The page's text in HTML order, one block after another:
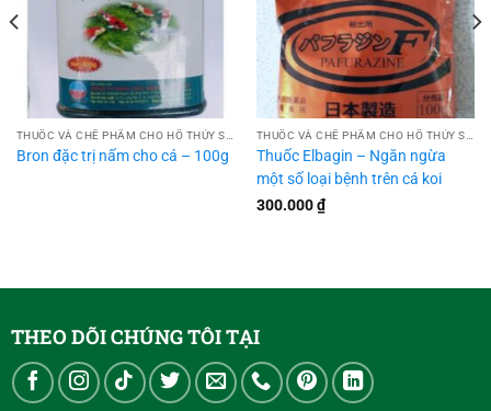
THUỐC VÀ CHẾ PHẨM CHO HỒ THỦY SINH
Bron đặc trị nấm cho cá – 100g
THUỐC VÀ CHẾ PHẨM CHO HỒ THỦY SINH
Thuốc Elbagin – Ngăn ngừa
một số loại bệnh trên cá koi
300.000₫
THEO DÕI CHÚNG TÔI TẠI